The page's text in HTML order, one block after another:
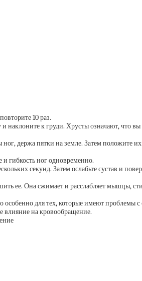
10 раз.
к груди. Хрусты означают, что вы
пятки на земле. Затем положите их
гибкость ног одновременно.
секунд. Затем ослабьте сустав и
ее. Она сжимает и расслабляет мышцы,
для тех, которые имеют проблемы
влияние на кровообращение.